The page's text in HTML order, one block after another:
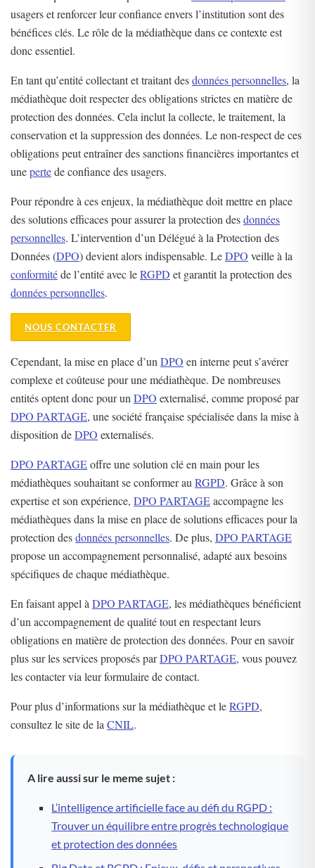
usagers et renforcer leur confiance envers l’institution sont des
bénéfices clés. Le rôle de la médiathèque dans ce contexte est
donc essentiel.
En tant qu’entité collectant et traitant desdonnées personnelles, la
médiathèque doit respecter des obligations strictes en matière de
protection des données. Cela inclut la collecte, le traitement, la
conservation et la suppression des données. Le non-respect de ces
obligations peut entraîner des sanctions financières importantes et
unepertede confiance des usagers.
Pour répondre à ces enjeux, la médiathèque doit mettre en place
des solutions efficaces pour assurer la protection desdonnées
personnelles. L’intervention d’un Délégué à la Protection des
Données (DPO) devient alors indispensable. LeDPO veille à la
conformitéde l’entité avec leRGPD et garantit la protection des
données personnelles.
NOUS CONTACTER
Cependant, la mise en place d’un DPO en interne peut s’avérer
complexe et coûteuse pour une médiathèque. De nombreuses
entités optent donc pour un DPO externalisé, comme proposé par
DPO PARTAGE, une société française spécialisée dans la mise à
disposition deDPO externalisés.
DPO PARTAGEoffre une solution clé en main pour les
médiathèques souhaitant se conformer au RGPD. Grâce à son
expertise et son expérience, DPO PARTAGEaccompagne les
médiathèques dans la mise en place de solutions efficaces pour la
protection desdonnées personnelles. De plus, DPO PARTAGE
propose un accompagnement personnalisé, adapté aux besoins
spécifiques de chaque médiathèque.
En faisant appel à DPO PARTAGE, les médiathèques bénéficient
d’un accompagnement de qualité tout en respectant leurs
obligations en matière de protection des données. Pour en savoir
plus sur les services proposés parDPO PARTAGE, vous pouvez
les contacter via leur formulaire de contact.
Pour plus d’informations sur la médiathèque et leRGPD,
consultez le site de la CNIL.
A lire aussi sur le meme sujet :
L’intelligence artificielle face au défi du RGPD :
Trouver un équilibre entre progrès technologique
et protection des données